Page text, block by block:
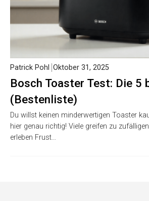
Bosch Toaster Test: Die 5
(Bestenliste)
Patrick Pohl Oktober 31, 2025
Du willst keinen minderwertigen Toaster
hier genau richtig! Viele greifen zu
erleben Frust…